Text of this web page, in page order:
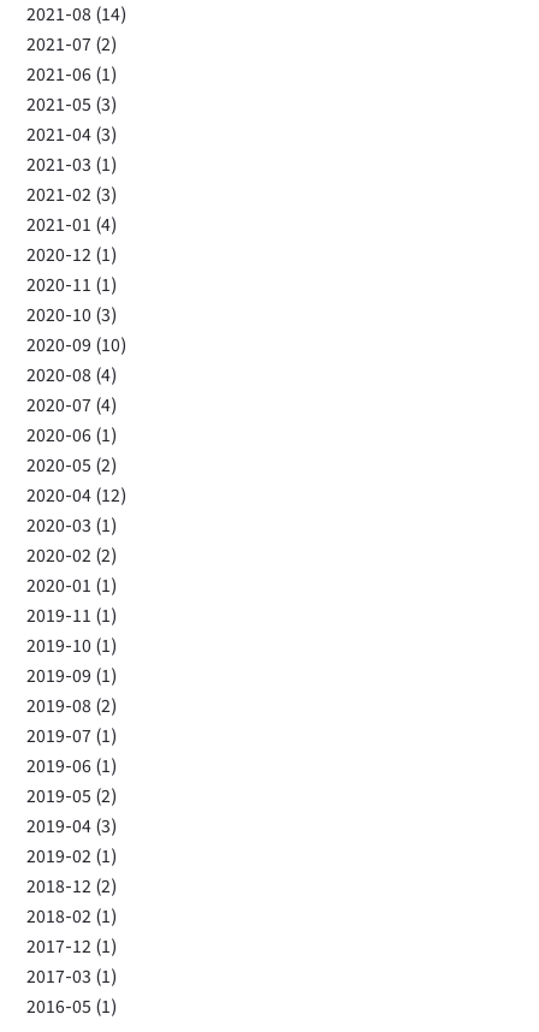
2021-08 (14)
2021-07 (2)
2021-06 (1)
2021-05 (3)
2021-04 (3)
2021-03 (1)
2021-02 (3)
2021-01 (4)
2020-12 (1)
2020-11 (1)
2020-10 (3)
2020-09 (10)
2020-08 (4)
2020-07 (4)
2020-06 (1)
2020-05 (2)
2020-04 (12)
2020-03 (1)
2020-02 (2)
2020-01 (1)
2019-11 (1)
2019-10 (1)
2019-09 (1)
2019-08 (2)
2019-07 (1)
2019-06 (1)
2019-05 (2)
2019-04 (3)
2019-02 (1)
2018-12 (2)
2018-02 (1)
2017-12 (1)
2017-03 (1)
2016-05 (1)